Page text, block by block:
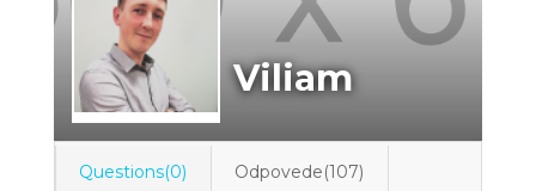
Viliam
Questions(0) Odpovede(107)